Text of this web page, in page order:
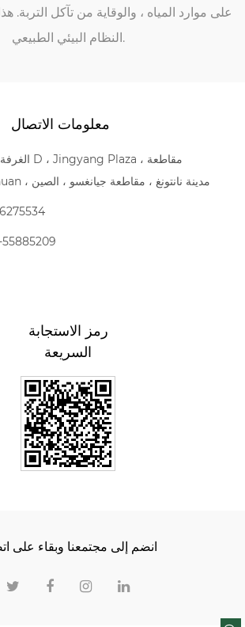
على موارد المياه ، والوقاية من تآكل التربة.
النظام البيئي الطبيعي.
معلومات الاتصال
Chongchuan ، مدينة نانتونغ ، مقاطعة جيانغسو ، الصين
55885209
رمز الاستجابة
السريعة
انضم إلى مجتمعنا وبقاء على